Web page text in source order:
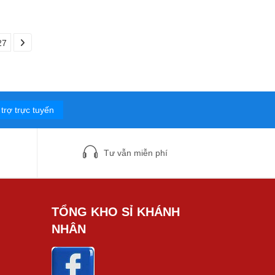
trợ trực tuyến
Tư vẫn miễn phí
TỔNG KHO SỈ KHÁNH
NHÂN